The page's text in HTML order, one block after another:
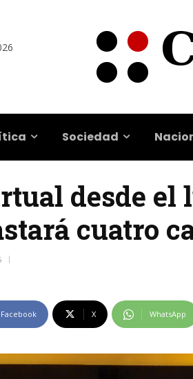
Sociedad
desde el
cuatro
Facebook X WhatsApp